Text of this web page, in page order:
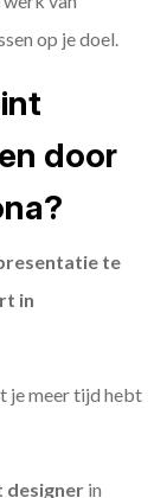
op je doel.
door
te
in
je meer tijd hebt
designer in